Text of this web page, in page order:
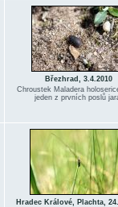
Březhrad, 3.4.2010
Chroustek Maladera
jeden z prvních poslů
Hradec Králové, Plachta,